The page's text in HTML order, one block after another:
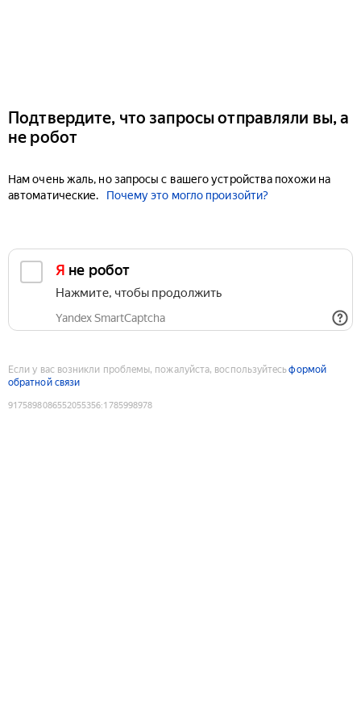
Подтвердите, что запросы отправляли вы, а
не робот
Нам очень жаль, но запросы с вашего устройства похожи на
автоматические.
Почему это могло произойти?
Я не робот
Нажмите, чтобы продолжить
Yandex SmartCaptcha
Если у вас возникли проблемы, пожалуйста, воспользуйтесьформой
обратной связи
9175898086552055356:1785998978